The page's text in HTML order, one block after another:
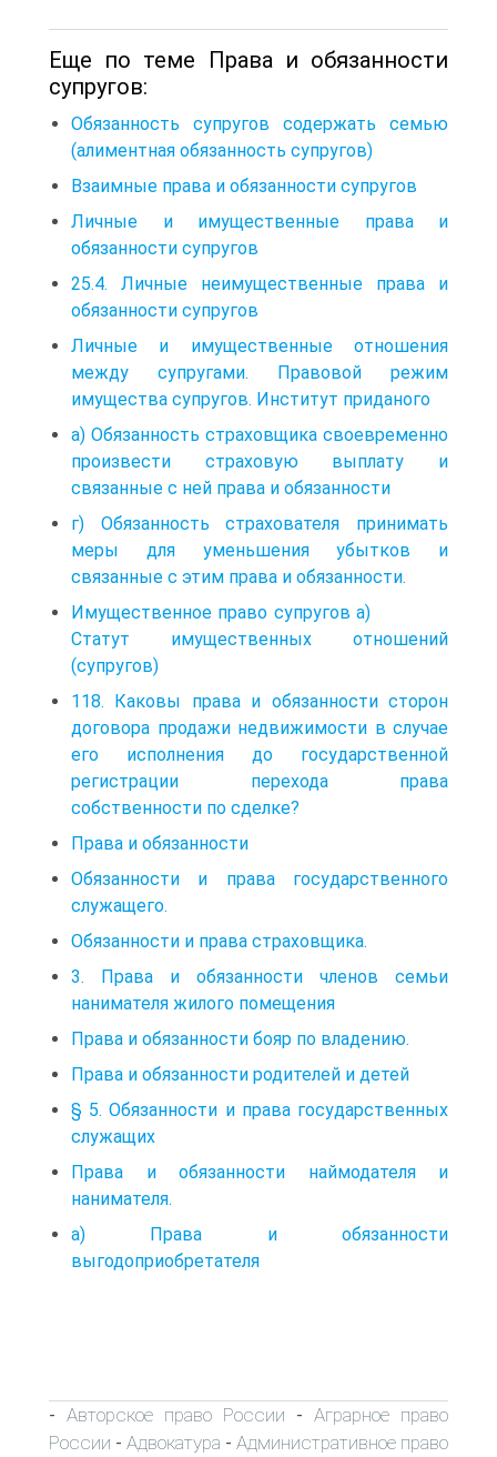
Еще по теме Права и обязанности
супругов:
Обязанность супругов содержать семью
(алиментная обязанность супругов)
Взаимные права и обязанности супругов
Личные и имущественные права и
обязанности супругов
25.4. Личные неимущественные права и
обязанности супругов
Личные и имущественные отношения
между супругами. Правовой режим
имущества супругов. Институт приданого
а) Обязанность страховщика своевременно
произвести страховую выплату и
связанные с ней права и обязанности
г) Обязанность страхователя принимать
меры для уменьшения убытков и
связанные с этим права и обязанности.
Имущественное право супругов а)
Статут имущественных отношений
(супругов)
118. Каковы права и обязанности сторон
договора продажи недвижимости в случае
его исполнения до государственной
регистрации перехода права
собственности по сделке?
Права и обязанности
Обязанности и права государственного
служащего.
Обязанности и права страховщика.
3. Права и обязанности членов семьи
нанимателя жилого помещения
Права и обязанности бояр по владению.
Права и обязанности родителей и детей
§ 5. Обязанности и права государственных
служащих
Права и обязанности наймодателя и
нанимателя.
а) Права и обязанности
выгодоприобретателя
- Авторское право России - Аграрное право
России - Адвокатура - Административное право